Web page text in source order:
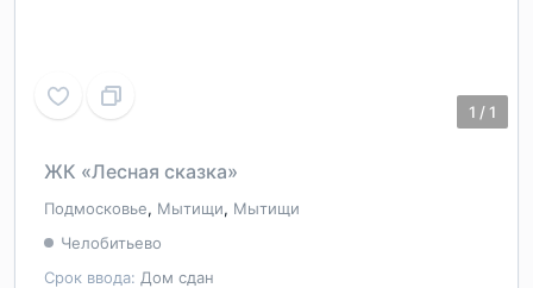
1 /1
ЖК «Лесная сказка»
Подмосковье, Мытищи, Мытищи
Срок ввода: Дом сдан
Челобитьево